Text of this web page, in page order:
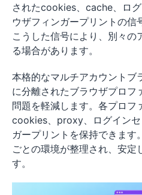
されたcookies、cache、ロ
ウザフィンガープリントの信
こうした信号により、別々の
る場合があります。
本格的なマルチアカウントブ
に分離されたブラウザプロフ
問題を軽減します。各プロフ
cookies、proxy、ログイン
ガープリントを保持できます
ごとの環境が整理され、安定
す。